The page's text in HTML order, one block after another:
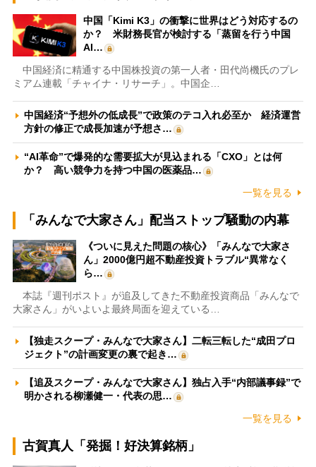
中国「Kimi K3」の衝撃に世界はどう対応するの
か？ 米財務長官が検討する「蒸留を行う中国
AI…
中国経済に精通する中国株投資の第一人者・田代尚機氏のプレ
ミアム連載「チャイナ・リサーチ」。中国企…
中国経済“予想外の低成長”で政策のテコ入れ必至か 経済運営
方針の修正で成長加速が予想さ…
“AI革命”で爆発的な需要拡大が見込まれる「CXO」とは何
か？ 高い競争力を持つ中国の医薬品…
一覧を見る
「みんなで大家さん」配当ストップ騒動の内幕
《ついに見えた問題の核心》「みんなで大家さ
ん」2000億円超不動産投資トラブル“異常なく
ら…
本誌『週刊ポスト』が追及してきた不動産投資商品「みんなで
大家さん」がいよいよ最終局面を迎えている…
【独走スクープ・みんなで大家さん】二転三転した“成田プロ
ジェクト”の計画変更の裏で起き…
【追及スクープ・みんなで大家さん】独占入手“内部議事録”で
明かされる柳瀬健一・代表の思…
一覧を見る
古賀真人「発掘！好決算銘柄」